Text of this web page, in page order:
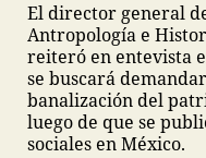
El director general
Antropología e
reiteró en entevista
se buscará
banalización del
luego de que se
sociales en México.